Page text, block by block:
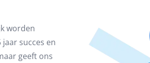
worden
succes en
geeft ons